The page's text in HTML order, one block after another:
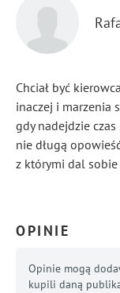
Chciał być
inaczej i marzenia
gdy nadejdzie czas
nie długą
z którymi dal sobie
OPINIE
Opinie mogą
kupili daną